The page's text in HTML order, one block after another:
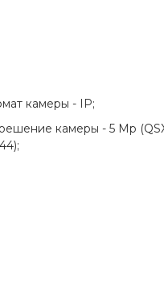
камеры - IP;
камеры -5 Мр